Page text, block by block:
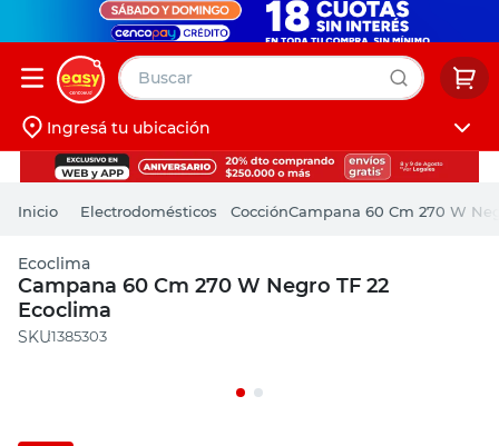
Buscar
Iniciá sesión
Ingresá tu ubicación
Electrodomésticos CocciónCampana 60 Cm 270 W
Ecoclima
Campana 60 Cm 270 W Negro TF 22
Ecoclima
:1385303
muebles
pintura
escritorio
puertas
placard